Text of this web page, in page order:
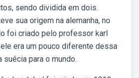
sendo dividida em dois.
sua origem na alemanha, no
foi criado pelo professor karl
era um pouco diferente dessa
suécia para o mundo.